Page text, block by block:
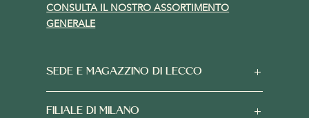
CONSULTA IL NOSTRO ASSORTIMENTO
GENERALE
SEDE E MAGAZZINO DI LECCO
FILIALE DI MILANO